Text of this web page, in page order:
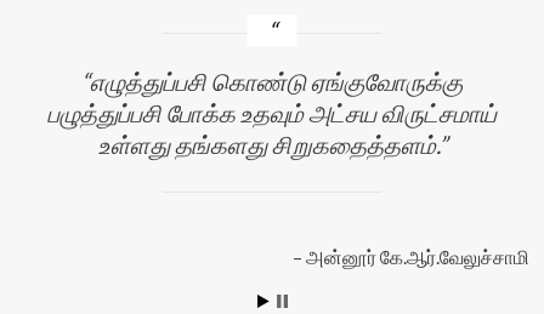
எழுத்துப்பசி கொண்டு ஏங்குவோருக்கு
பழுத்துப்பசி போக்க உதவும் அட்சய விருட்சமாய்
உள்ளது தங்களது சிறுகதைத்தளம்.
அன்னூர் கே.ஆர்.வேலுச்சாமி